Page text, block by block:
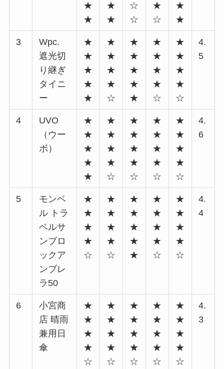
★
★
★
★
☆
☆
★
☆
★
★
3
Wpc.
遮光切
り継ぎ
タイニ
ー
★
★
★
★
★
★
★
★
★
☆
★
★
★
★
★
★
★
★
★
☆
★
★
★
★
☆
4.
5
4
UVO
（ウー
ボ）
★
★
★
★
★
★
★
★
★
☆
★
★
★
★
☆
★
★
★
★
☆
★
★
★
★
☆
4.
6
5
モンベ
ル トラ
ベルサ
ンブロ
ックア
ンブレ
ラ50
★
★
★
★
☆
★
★
★
★
☆
★
★
★
★
★
★
★
★
★
☆
★
★
★
★
☆
4.
4
6
小宮商
店 晴雨
兼用日
傘
★
★
★
★
☆
★
★
★
★
☆
★
★
★
★
☆
★
★
★
★
☆
★
★
★
★
☆
4.
3